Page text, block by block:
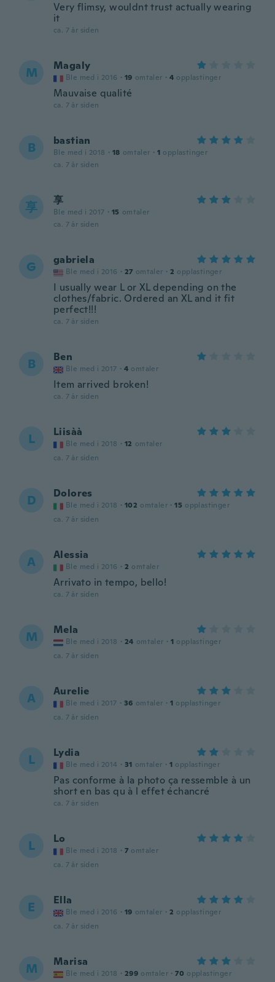
Very flimsy, wouldnt trust actually wearing
it
ca. 7 år siden
M Magaly
Ble med i 2016 · 19 omtaler · 4 opplastinger
Mauvaise qualité
ca. 7 år siden
B bastian
Ble med i 2018 · 18 omtaler · 1 opplastinger
ca. 7 år siden
享 享
Ble med i 2017 · 15 omtaler
ca. 7 år siden
G gabriela
Ble med i 2016 · 27 omtaler · 2 opplastinger
I usually wear L or XL depending on the
clothes/fabric. Ordered an XL and it fit
perfect!!!
ca. 7 år siden
B Ben
Ble med i 2017 · 4 omtaler
Item arrived broken!
ca. 7 år siden
L Liisàà
Ble med i 2018 · 12 omtaler
ca. 7 år siden
D Dolores
Ble med i 2018 · 102 omtaler · 15 opplastinger
ca. 7 år siden
A Alessia
Ble med i 2016 · 2 omtaler
Arrivato in tempo, bello!
ca. 7 år siden
M Mela
Ble med i 2018 · 24 omtaler · 1 opplastinger
ca. 7 år siden
A Aurelie
Ble med i 2017 · 36 omtaler · 1 opplastinger
ca. 7 år siden
L Lydia
Ble med i 2014 · 31 omtaler · 1 opplastinger
Pas conforme à la photo ça ressemble à un
short en bas qu à l effet échancré
ca. 7 år siden
L Lo
Ble med i 2018 · 7 omtaler
ca. 7 år siden
E Ella
Ble med i 2016 · 19 omtaler · 2 opplastinger
ca. 7 år siden
M Marisa
Ble med i 2018 · 299 omtaler · 70 opplastinger